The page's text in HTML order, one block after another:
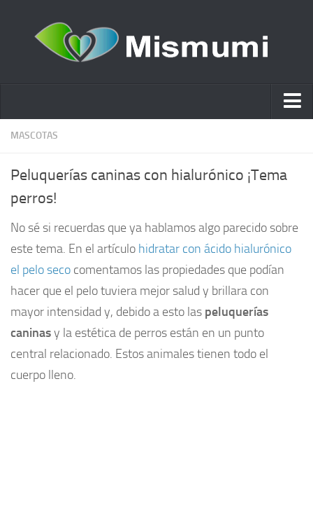
Ácido hialurónico
Estética y Belleza
Nutrición
Otras Categorías
Acidos
Embarazo
Plantas medicinales
Aceites
Alimentación
MASCOTAS
Peluquerías caninas con hialurónico ¡Tema
perros!
No sé si recuerdas que ya hablamos algo parecido sobre
este tema. En el artículo hidratar con ácido hialurónico
el pelo seco comentamos las propiedades que podían
hacer que el pelo tuviera mejor salud y brillara con
mayor intensidad y, debido a esto las peluquerías
caninasy la estética de perros están en un punto
central relacionado. Estos animales tienen todo el
cuerpo lleno.